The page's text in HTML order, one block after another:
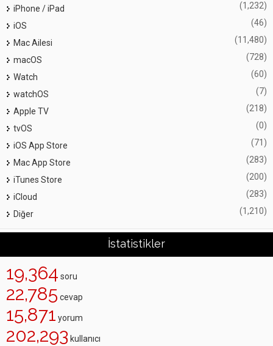
iPhone / iPad
(1,232)
iOS (46)
Mac Ailesi (11,480)
macOS (728)
Watch (60)
watchOS (7)
Apple TV (218)
tvOS (0)
iOS App Store (71)
Mac App Store (283)
iTunes Store (200)
iCloud (283)
Diğer (1,210)
İstatistikler
19,364 soru
22,785 cevap
15,871 yorum
202,293 kullanıcı